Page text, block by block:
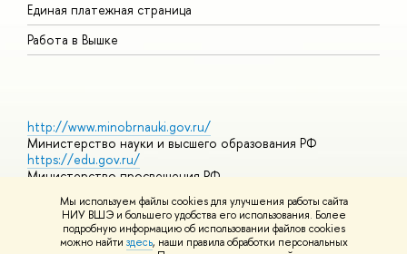
Мы используем файлы cookies для улучшения работы сайта
НИУ ВШЭ и большего удобства его использования. Более
подробную информацию об использовании файлов cookies
можно найти здесь, наши правила обработки персональных
Единая платежная страница
Работа в Вышке
http://www.minobrnauki.gov.ru/
Министерство науки и высшего образования РФ
https://edu.gov.ru/
Министерство просвещения РФ
https://elearning.hse.ru/mooc
Массовые открытые онлайн-курсы